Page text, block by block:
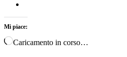
Mi piace:
Caricamento in corso…